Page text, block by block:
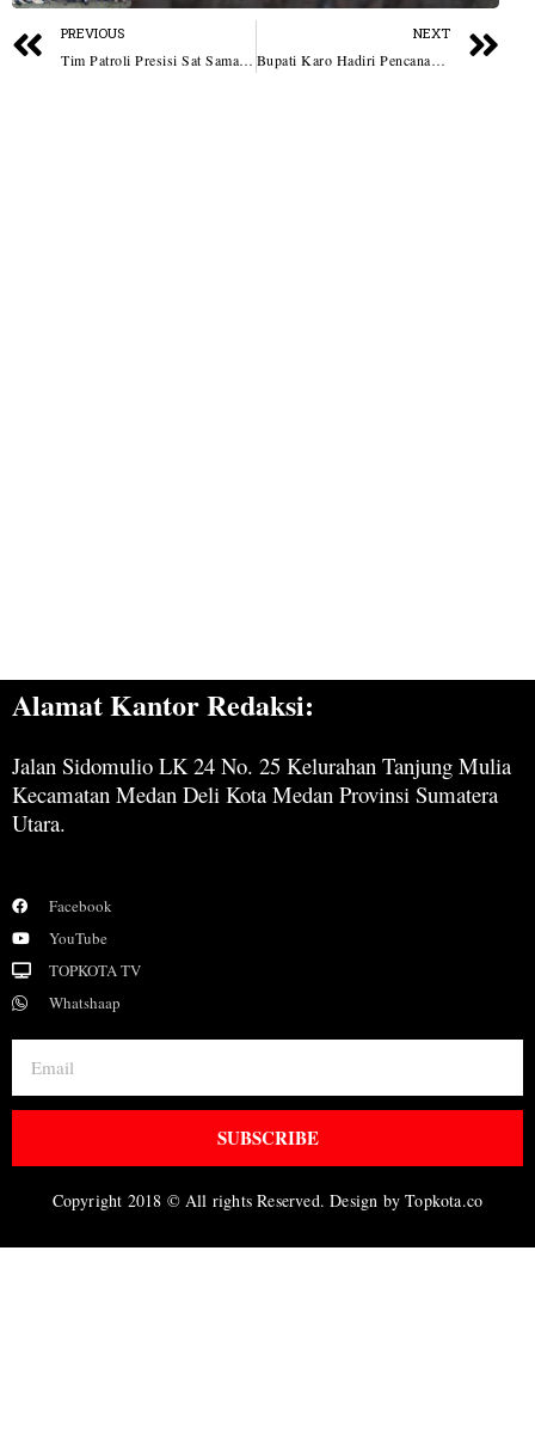
PREVIOUS
Tim Patroli Presisi Sat Samapta Polrestabes Medan Ringkus Pencuri Besi Tiang PLN
NEXT
Bupati Karo Hadiri Pencanangan Sasaran Pelayanan GBKP Tahun 2023
Alamat Kantor Redaksi:
Jalan Sidomulio LK 24 No. 25 Kelurahan Tanjung Mulia
Kecamatan Medan Deli Kota Medan Provinsi Sumatera
Utara.
Facebook
YouTube
TOPKOTA TV
Whatshaap
SUBSCRIBE
Copyright 2018 © All rights Reserved. Design by Topkota.co